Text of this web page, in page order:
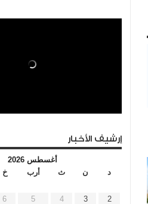
إرشيف الأخبار
أغسطس 2026
د
ن ث أرب خ
2
3
4
5
6